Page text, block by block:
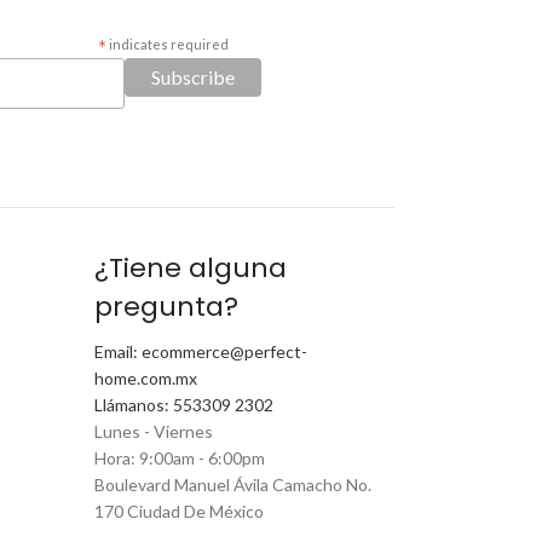
* indicates required
¿Tiene alguna
pregunta?
Email: ecommerce@perfect-
home.com.mx
Llámanos: 553309 2302
Lunes - Viernes
Hora: 9:00am - 6:00pm
Boulevard Manuel Ávila Camacho No.
170 Ciudad De México